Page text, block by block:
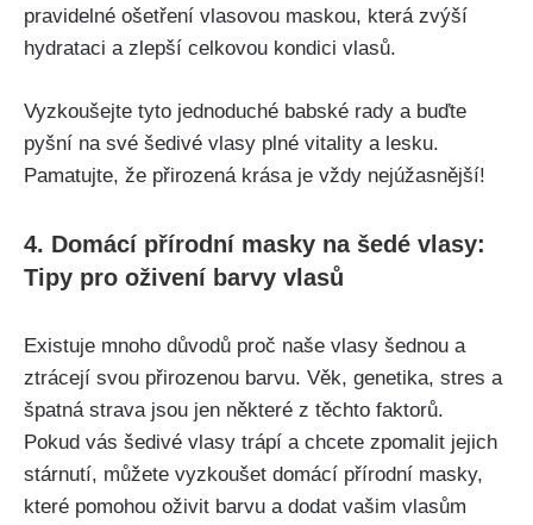
pravidelné ošetření vlasovou maskou, která zvýší
hydrataci a zlepší celkovou kondici vlasů.
Vyzkoušejte tyto ⁤jednoduché babské rady a buďte
⁤pyšní na své šedivé vlasy plné vitality a lesku.
Pamatujte, že přirozená krása je vždy nejúžasnější!
4. Domácí přírodní masky na šedé vlasy:
⁤Tipy pro oživení⁤ barvy vlasů
Existuje mnoho důvodů proč naše vlasy šednou a
ztrácejí svou‌ přirozenou barvu. ‍Věk, genetika, stres a
‍špatná strava jsou jen některé z těchto faktorů.
‍Pokud vás šedivé vlasy ⁤trápí a ‍chcete‍ zpomalit jejich
stárnutí, můžete vyzkoušet domácí přírodní masky,
které pomohou oživit barvu a dodat vašim ‌vlasům